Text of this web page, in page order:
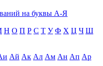
на буквы А-Я
Н О П Р С Т У Ф Х Ц Ч Ш
Ай Ак Ал Ам Ан Ап Ар